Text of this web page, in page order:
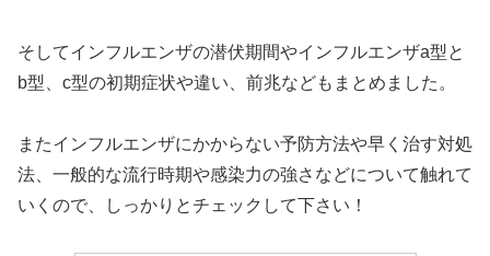
そしてインフルエンザの潜伏期間やインフルエンザa型と
b型、c型の初期症状や違い、前兆などもまとめました。
またインフルエンザにかからない予防方法や早く治す対処
法、一般的な流行時期や感染力の強さなどについて触れて
いくので、しっかりとチェックして下さい！